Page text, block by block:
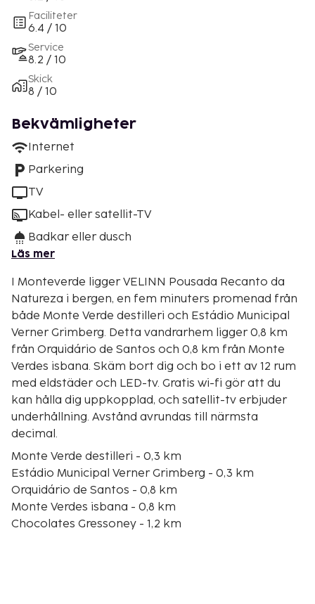
Faciliteter
6.4 / 10
Service
8.2 / 10
Skick
8 / 10
Bekvämligheter
Internet
Parkering
TV
Kabel- eller satellit-TV
Badkar eller dusch
Läs mer
I Monteverde ligger VELINN Pousada Recanto da
Natureza i bergen, en fem minuters promenad från
både Monte Verde destilleri och Estádio Municipal
Verner Grimberg. Detta vandrarhem ligger 0,8 km
från Orquidário de Santos och 0,8 km från Monte
Verdes isbana. Skäm bort dig och bo i ett av 12 rum
med eldstäder och LED-tv. Gratis wi-fi gör att du
kan hålla dig uppkopplad, och satellit-tv erbjuder
underhållning. Avstånd avrundas till närmsta
decimal.
Monte Verde destilleri - 0,3 km
Estádio Municipal Verner Grimberg - 0,3 km
Orquidário de Santos - 0,8 km
Monte Verdes isbana - 0,8 km
Chocolates Gressoney - 1,2 km